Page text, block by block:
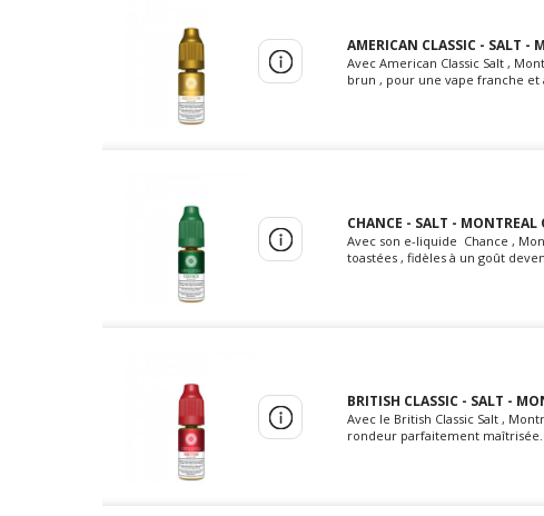
AMERICAN CLASSIC - SALT -
Avec American Classic Salt ,
brun , pour une vape franche et
CHANCE - SALT -
Avec son e-liquide Chance ,
toastées , fidèles à un goût
BRITISH CLASSIC - SALT -
Avec le British Classic Salt ,
rondeur parfaitement